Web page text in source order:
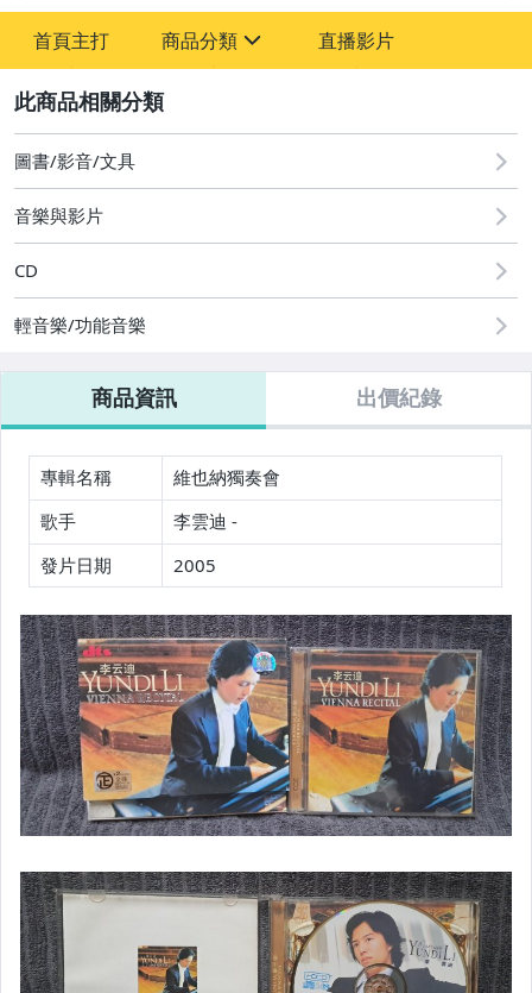
首頁主打 商品分類
其它
直播影片
圖書/影音/文具
音樂與影片
CD
輕音樂/功能音樂
商品資訊 出價紀錄
專輯名稱
維也納獨奏會
歌手
李雲迪 -
發片日期
2005